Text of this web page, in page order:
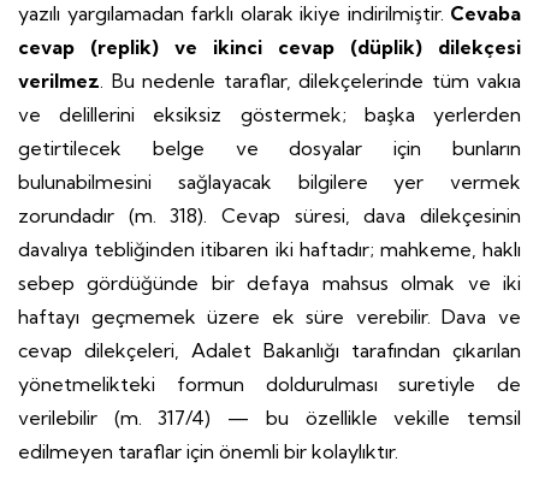
yazılı yargılamadan farklı olarak ikiye indirilmiştir. Cevaba
cevap (replik) ve ikinci cevap (düplik) dilekçesi
verilmez. Bu nedenle taraflar, dilekçelerinde tüm vakıa
ve delillerini eksiksiz göstermek; başka yerlerden
getirtilecek belge ve dosyalar için bunların
bulunabilmesini sağlayacak bilgilere yer vermek
zorundadır (m. 318). Cevap süresi, dava dilekçesinin
davalıya tebliğinden itibaren iki haftadır; mahkeme, haklı
sebep gördüğünde bir defaya mahsus olmak ve iki
haftayı geçmemek üzere ek süre verebilir. Dava ve
cevap dilekçeleri, Adalet Bakanlığı tarafından çıkarılan
yönetmelikteki formun doldurulması suretiyle de
verilebilir (m. 317/4) — bu özellikle vekille temsil
edilmeyen taraflar için önemli bir kolaylıktır.